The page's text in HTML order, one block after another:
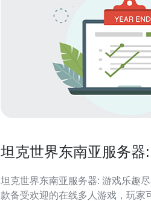
坦克世界东南亚服务器
坦克世界东南亚服务器: 游戏乐趣尽在指尖 坦
款备受欢迎的在线多人游戏，玩家